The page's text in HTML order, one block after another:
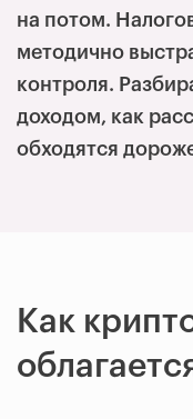
на потом.
методично
контроля.
доходом, как
обходятся
Как